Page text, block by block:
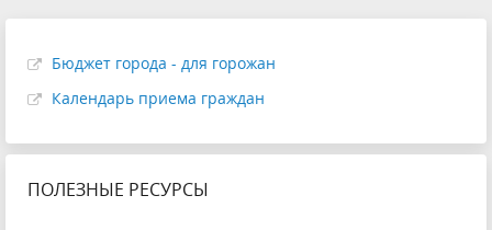
Бюджет города - для горожан
Календарь приема граждан
ПОЛЕЗНЫЕ РЕСУРСЫ